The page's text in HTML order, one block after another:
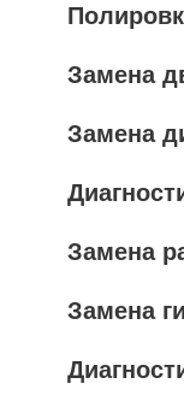
Замена
Замена
Замена
Замена